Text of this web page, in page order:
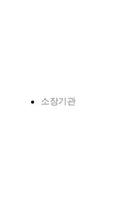
소장기관